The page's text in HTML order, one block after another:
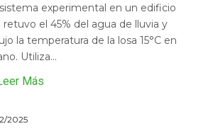
experimental en un edificio
retuvo el 45% del agua de lluvia y
la temperatura de la losa 15°C en
Utiliza...
Más
2025